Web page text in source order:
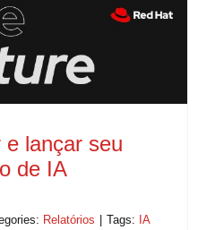
e lançar seu
de IA
Relatórios Tags: IA